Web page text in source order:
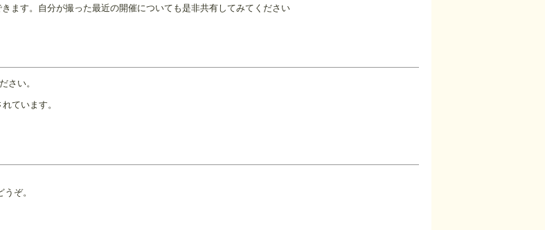
ます。自分が撮った最近の開催についても是非共有してみてください
さい。
ています。
ぞ。